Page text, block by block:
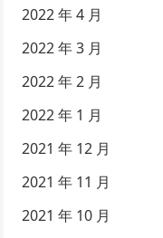
2022 年 4 月
2022 年 3 月
2022 年 2 月
2022 年 1 月
2021 年 12 月
2021 年 11 月
2021 年 10 月